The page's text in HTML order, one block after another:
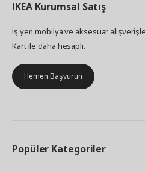
IKEA Kurumsal Satış
İş yeri mobilya ve aksesuar
Kart ile daha hesaplı.
Hemen Başvurun
Popüler Kategoriler